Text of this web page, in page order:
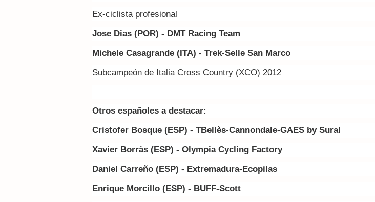
Ex-ciclista profesional
Jose Dias (POR) - DMT Racing Team
Michele Casagrande (ITA) - Trek-Selle San Marco
Subcampeón de Italia Cross Country (XCO) 2012
Otros españoles a destacar:
Cristofer Bosque (ESP) - TBellès-Cannondale-GAES by Sural
Xavier Borràs (ESP) - OlympiaCycling Factory
Daniel Carreño (ESP) - Extremadura-Ecopilas
Enrique Morcillo (ESP) - BUFF-Scott